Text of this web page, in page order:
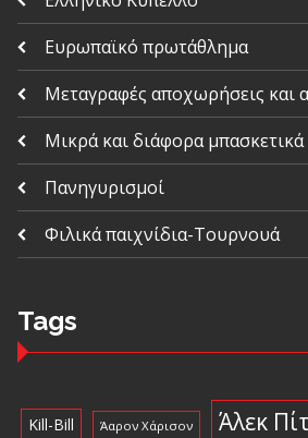
Ευρωπαϊκό πρωτάθλημα
Μεταγραφές αποχωρήσεις και
Μικρά και διάφορα μπασκετικά
Πανηγυρισμοί
Φιλικά παιχνίδια-Τουρνουά
Tags
Kill-Bill Άαρον Χάρισον Άλεκ